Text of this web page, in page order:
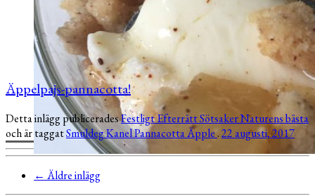
Äppelpajs-pannacotta!
Detta inlägg publiceradesFestligtEfterrättSötsakerNaturens bästa
och är taggatSmuldegKanelPannacottaÄpple.22 augusti, 2017
← Äldre inlägg